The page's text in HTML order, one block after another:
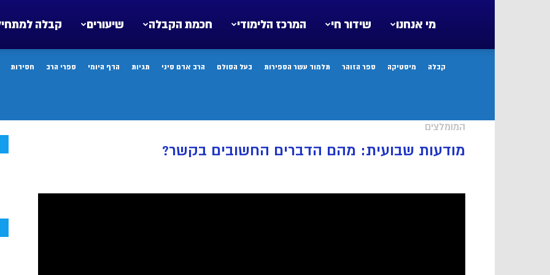
קבלה שיעורים חכמת הקבלה המרכז הלימודי שידור חי מי אנחנו
קבלה מיסטיקה ספר הזוהר תלמוד עשר הספירות בעל הסולם הרב אדם סיני תגיות הדף היומי ספרי הרב חסידות
המומלצים
מודעות שבועית: מהם הדברים החשובים בקשר?